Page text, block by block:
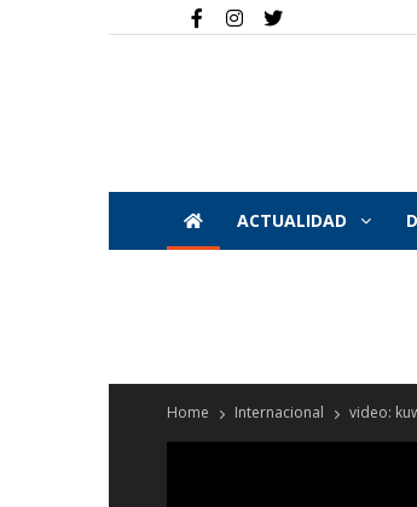
ACTUALIDAD
Home Internacional video: